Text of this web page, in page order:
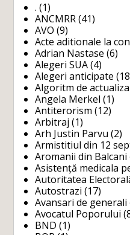
. (1)
ANCMRR (41)
AVO (9)
Acte aditionale la
Adrian Nastase (6)
Alegeri SUA (4)
Alegeri anticipate
Algoritm de
Angela Merkel (1)
Antiterorism (12)
Arbitraj (1)
Arh Justin Parvu (2)
Armistitiul din 12
Aromanii din Balcani
Asistență medicala
Autoritatea
Autostrazi (17)
Avansari de generali
Avocatul Poporului
BND (1)